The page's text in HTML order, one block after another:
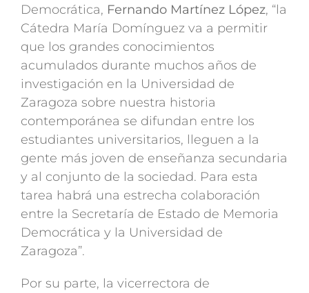
Democrática, Fernando Martínez López, “la
Cátedra María Domínguez va a permitir
que los grandes conocimientos
acumulados durante muchos años de
investigación en la Universidad de
Zaragoza sobre nuestra historia
contemporánea se difundan entre los
estudiantes universitarios, lleguen a la
gente más joven de enseñanza secundaria
y al conjunto de la sociedad. Para esta
tarea habrá una estrecha colaboración
entre la Secretaría de Estado de Memoria
Democrática y la Universidad de
Zaragoza”.
Por su parte, la vicerrectora de